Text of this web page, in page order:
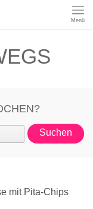
Menü
mit Pita-Chips